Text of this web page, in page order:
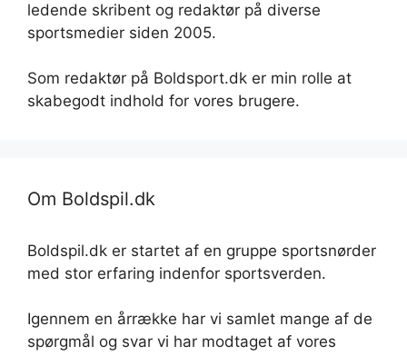
ledende skribent og redaktør på diverse
sportsmedier siden 2005.
Som redaktør på Boldsport.dk er min rolle at
skabegodt indhold for vores brugere.
Om Boldspil.dk
Boldspil.dk er startet af en gruppe sportsnørder
med stor erfaring indenfor sportsverden.
Igennem en årrække har vi samlet mange af de
spørgmål og svar vi har modtaget af vores